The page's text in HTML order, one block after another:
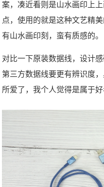
案，凑近看则是山水画印上
点，使用的就是这种文艺精
有山水画印刻，蛮有质感的。
对比一下原装数据线，设计
第三方数据线要更有辨识度
所爱了，我个人觉得是属于好